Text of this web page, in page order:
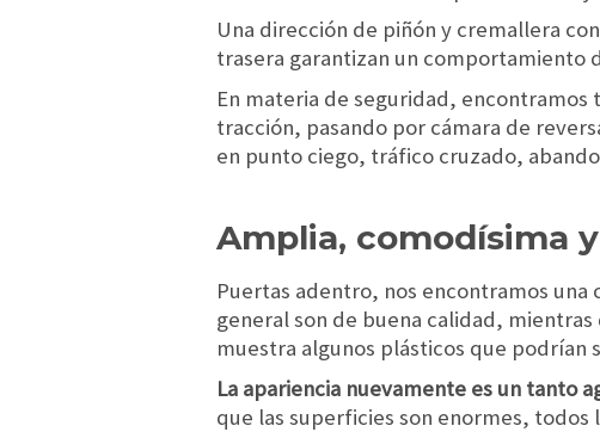
Una dirección de piñón y cremallera
trasera garantizan un comportamiento
En materia de seguridad, encontramos
tracción, pasando por cámara de
en punto ciego, tráfico cruzado,
Amplia, comodísima
Puertas adentro, nos encontramos
general son de buena calidad,
muestra algunos plásticos que podrían
La apariencia nuevamente es un tanto
que las superficies son enormes,